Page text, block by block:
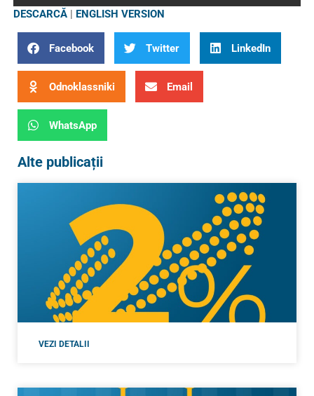
DESCARCĂ | ENGLISH VERSION
Facebook Twitter LinkedIn
Odnoklassniki Email
WhatsApp
Alte publicații
VEZI DETALII